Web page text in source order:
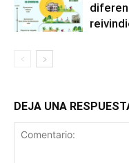
DEJA UNA